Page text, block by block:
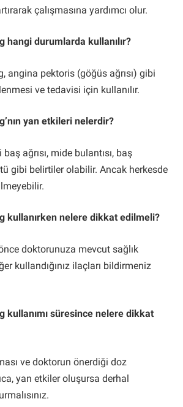
çalışmasına yardımcı olur.
hangi durumlarda kullanılır?
angina pektoris (göğüs ağrısı) gibi
ve tedavisi için kullanılır.
yan etkileri nelerdir?
ağrısı, mide bulantısı, baş
gibi belirtiler olabilir. Ancak herkesde
kullanırken nelere dikkat edilmeli?
doktorunuza mevcut sağlık
kullandığınız ilaçları bildirmeniz
kullanımı süresince nelere dikkat
ve doktorun önerdiği doz
yan etkiler oluşursa derhal